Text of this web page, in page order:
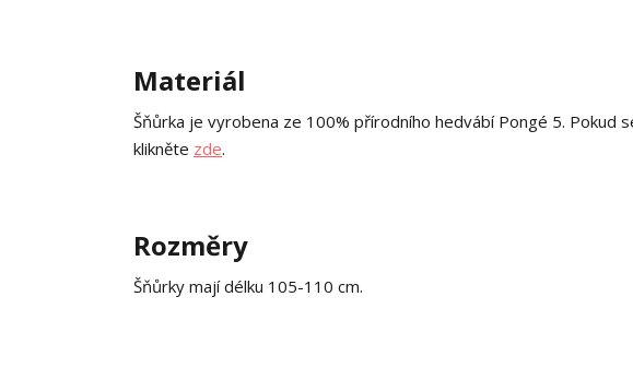
Materiál
Šňůrka je vyrobena ze 100% přírodního hedvábí Pongé 5. Pokud
klikněte zde.
Rozměry
Šňůrky mají délku 105-110 cm.